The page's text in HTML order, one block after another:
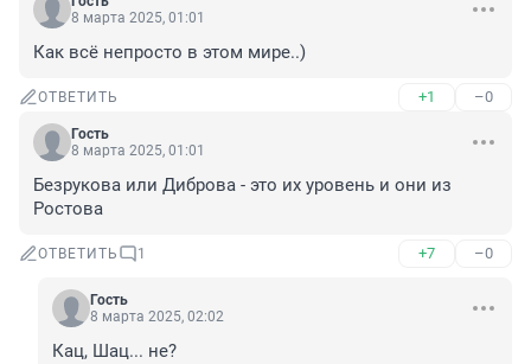
8 марта 2025, 01:01
Как всё непросто в этом мире..)
ОТВЕТИТЬ +1 –0
Гость
8 марта 2025, 01:01
Безрукова или Диброва - это их уровень и они из
Ростова
ОТВЕТИТЬ 1 +7 –0
Гость
8 марта 2025, 02:02
Кац, Шац... не?